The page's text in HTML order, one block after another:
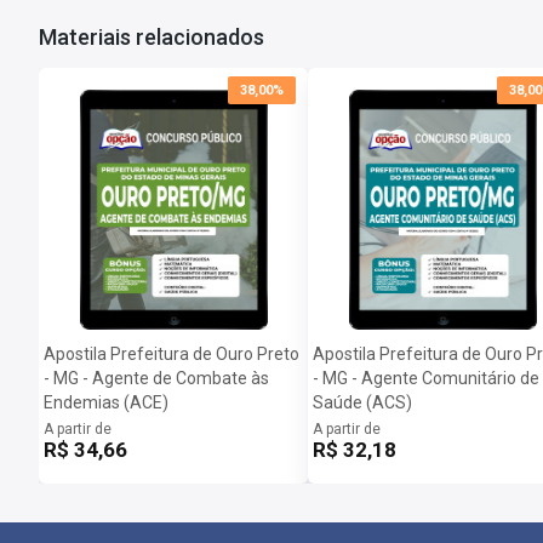
Dúvidas Frequentes:
Sim, basta você fazer o download e imprimir.
Quando poderei acessar minha apostila digital?
Assim que o pagamento for confirmado, você receberá um e-
Importante: caso a apostila esteja em PRÉ-VENDA o arquivo
Materiais relacionados
38,00%
Apostila Prefeitura de Ouro Preto
- MG - Agente de Combate às
Endemias (ACE)
A partir de
R$ 34,66
Apostila Prefeitura de Ouro
- MG - Agente Comunitário de
Saúde (ACS)
A partir de
R$ 32,18